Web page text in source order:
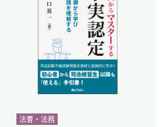
法曹・法務